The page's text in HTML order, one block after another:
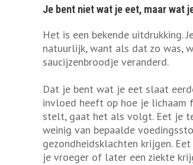
Je bent niet wat je eet, maar wat
Het is een bekende
natuurlijk, want als dat zo was,
saucijzenbroodje veranderd.
Dat je bent wat je eet slaat
invloed heeft op hoe je lichaam
stelt, gaat het als volgt. Eet je
weinig van bepaalde
gezondheidsklachten krijgen.
je vroeger of later een ziekte